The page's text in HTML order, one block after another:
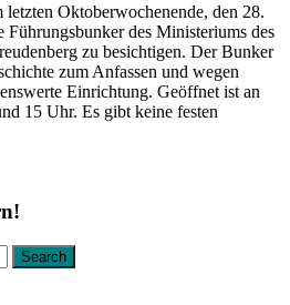
Oktoberwochenende, den 28.
Führungsbunker des Ministeriums des
zu besichtigen. Der Bunker
zum Anfassen und wegen
Einrichtung. Geöffnet ist an
15 Uhr. Es gibt keine festen